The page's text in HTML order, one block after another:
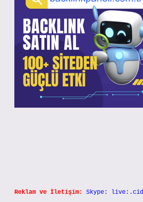
Reklam ve İletişim: Skype: